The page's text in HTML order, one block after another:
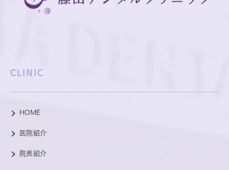
CLINIC
HOME
医院紹介
院長紹介